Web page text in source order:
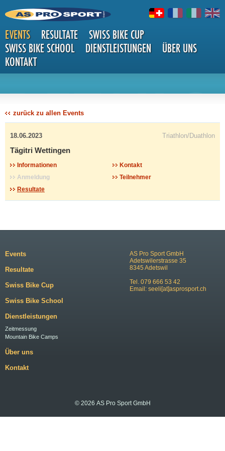
EVENTS RESULTATE
SWISS BIKE CUP
SWISS BIKE SCHOOL
DIENSTLEISTUNGEN
ÜBER UNS
KONTAKT
DETAILS
zurück zu allen Events
18.06.2023 Triathlon/Duathlon
Tägitri Wettingen
Informationen
Kontakt
Anmeldung
Teilnehmer
Resultate
AS Pro Sport GmbH
Adetswilerstrasse 35
8345 Adetswil
Tel. 079 666 53 42
Email: seeli[at]asprosport.ch
Events
Resultate
Swiss Bike Cup
Swiss Bike School
Dienstleistungen
Zeitmessung
Mountain Bike Camps
Über uns
Kontakt
© 2026 AS Pro Sport GmbH